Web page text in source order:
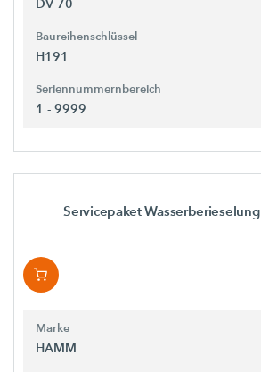
DV 70
Baureihenschlüssel
H191
Seriennummernbereich
1 - 9999
Servicepaket Wasserberieselung
Marke
HAMM